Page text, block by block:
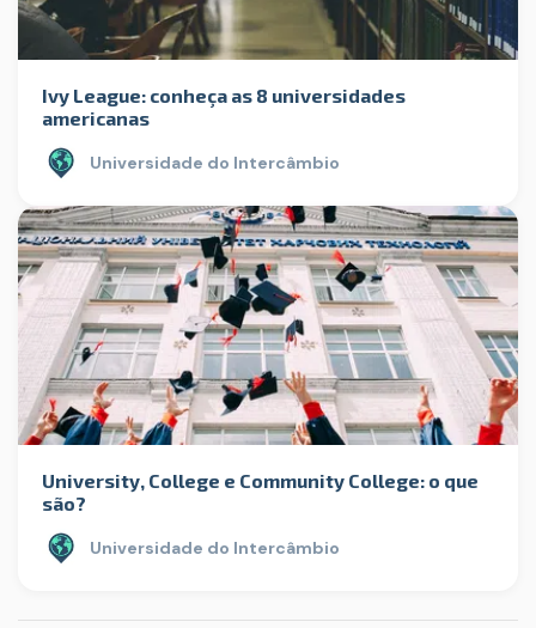
Ivy League: conheça as 8 universidades
americanas
Universidade do Intercâmbio
University, College e Community College: o que
são?
Universidade do Intercâmbio